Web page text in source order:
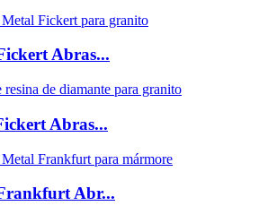
Abras...
Abras...
Abr...